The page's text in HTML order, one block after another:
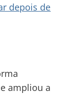
depois de
ampliou a